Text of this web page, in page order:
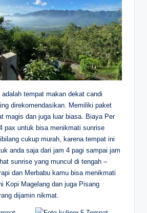
tempat makan dekat candi
direkomendasikan. Memiliki paket
magis dan juga luar biasa. Biaya Per
pax untuk bisa menikmati sunrise
cukup murah, karena tempat ini
anda saja dari jam 4 pagi sampai jam
sunrise yang muncul di tengah –
dan Merbabu kamu bisa menikmati
Kopi Magelang dan juga Pisang
dijamin nikmat.